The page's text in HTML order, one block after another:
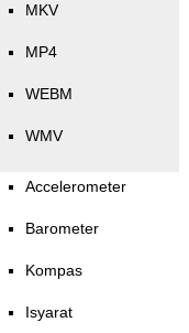
MKV
MP4
WEBM
WMV
Accelerometer
Barometer
Kompas
Isyarat